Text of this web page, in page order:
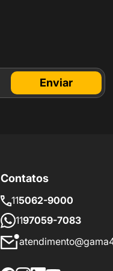
Enviar
Contatos
115062-9000
1197059-7083